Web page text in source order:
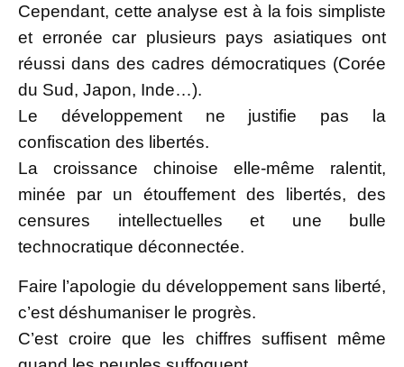
Cependant, cette analyse est à la fois simpliste
et erronée car plusieurs pays asiatiques ont
réussi dans des cadres démocratiques (Corée
du Sud, Japon, Inde…).
Le développement ne justifie pas la
confiscation des libertés.
La croissance chinoise elle-même ralentit,
minée par un étouffement des libertés, des
censures intellectuelles et une bulle
technocratique déconnectée.
Faire l’apologie du développement sans liberté,
c’est déshumaniser le progrès.
C’est croire que les chiffres suffisent même